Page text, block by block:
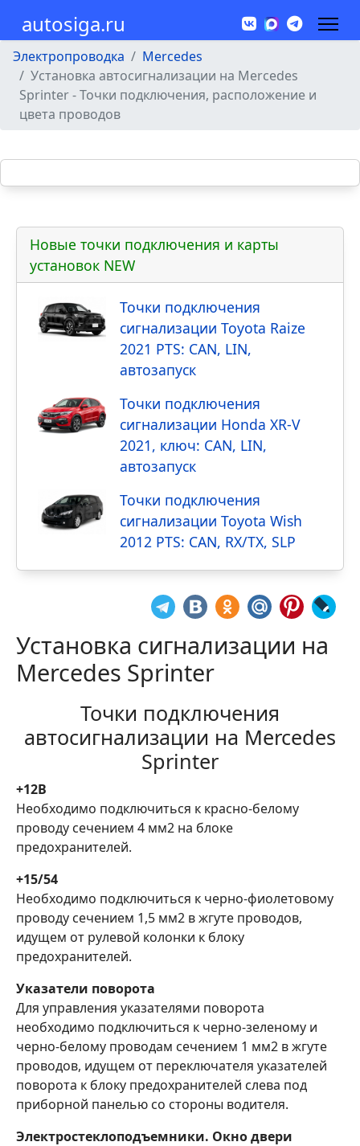
autosiga.ru
Электропроводка
Mercedes
Установка автосигнализации на Mercedes
Sprinter - Точки подключения, расположение и
цвета проводов
Новые точки подключения и карты
установок NEW
Точки подключения
сигнализации Toyota Raize
2021 PTS: CAN, LIN,
автозапуск
Точки подключения
сигнализации Honda XR-V
2021, ключ: CAN, LIN,
автозапуск
Точки подключения
сигнализации Toyota Wish
2012 PTS: CAN, RX/TX, SLP
Установка сигнализации на
Mercedes Sprinter
Точки подключения
автосигнализации на Mercedes
Sprinter
+12В
Необходимо подключиться к красно-белому
проводу сечением 4 мм2 на блоке
предохранителей.
+15/54
Необходимо подключиться к черно-фиолетовому
проводу сечением 1,5 мм2 в жгуте проводов,
идущем от рулевой колонки к блоку
предохранителей.
Указатели поворота
Для управления указателями поворота
необходимо подключиться к черно-зеленому и
черно-белому проводам сечением 1 мм2 в жгуте
проводов, идущем от переключателя указателей
поворота к блоку предохранителей слева под
приборной панелью со стороны водителя.
Электростеклоподъемники. Окно двери